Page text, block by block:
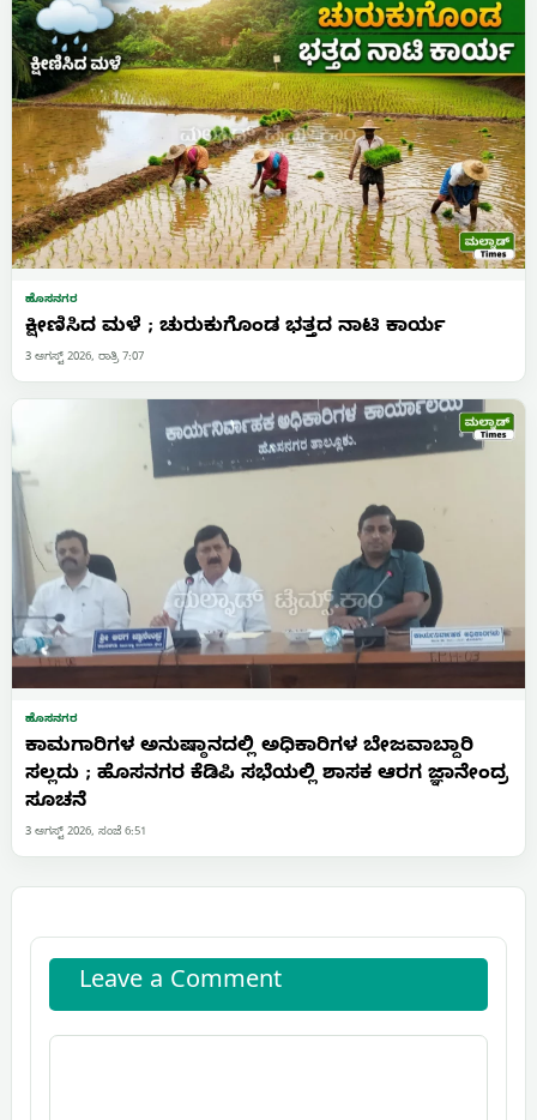
ಹೊಸನಗರ
ಕ್ಷೀಣಿಸಿದ ಮಳೆ ; ಚುರುಕುಗೊಂಡ ಭತ್ತದ ನಾಟಿ ಕಾರ್ಯ
3 ಆಗಸ್ಟ್ 2026, ರಾತ್ರಿ 7:07
ಹೊಸನಗರ
ಕಾಮಗಾರಿಗಳ ಅನುಷ್ಠಾನದಲ್ಲಿ ಅಧಿಕಾರಿಗಳ ಬೇಜವಾಬ್ದಾರಿ
ಸಲ್ಲದು ; ಹೊಸನಗರ ಕೆಡಿಪಿ ಸಭೆಯಲ್ಲಿ ಶಾಸಕ ಆರಗ ಜ್ಞಾನೇಂದ್ರ
ಸೂಚನೆ
3 ಆಗಸ್ಟ್ 2026, ಸಂಜೆ 6:51
Leave a Comment
Comment